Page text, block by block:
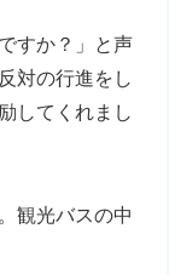
すか？」と声
対の行進をし
してくれまし
観光バスの中